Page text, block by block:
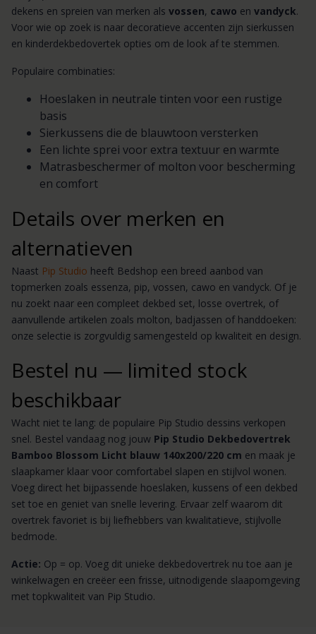
dekens en spreien van merken als vossen, cawo en vandyck.
Voor wie op zoek is naar decoratieve accenten zijn sierkussen
en kinderdekbedovertek opties om de look af te stemmen.
Populaire combinaties:
Hoeslaken in neutrale tinten voor een rustige
basis
Sierkussens die de blauwtoon versterken
Een lichte sprei voor extra textuur en warmte
Matrasbeschermer of molton voor bescherming
en comfort
Details over merken en
alternatieven
Naast Pip Studio heeft Bedshop een breed aanbod van
topmerken zoals essenza, pip, vossen, cawo en vandyck. Of je
nu zoekt naar een compleet dekbed set, losse overtrek, of
aanvullende artikelen zoals molton, badjassen of handdoeken:
onze selectie is zorgvuldig samengesteld op kwaliteit en design.
Bestel nu — limited stock
beschikbaar
Wacht niet te lang: de populaire Pip Studio dessins verkopen
snel. Bestel vandaag nog jouw Pip Studio Dekbedovertrek
Bamboo Blossom Licht blauw 140x200/220 cm en maak je
slaapkamer klaar voor comfortabel slapen en stijlvol wonen.
Voeg direct het bijpassende hoeslaken, kussens of een dekbed
set toe en geniet van snelle levering. Ervaar zelf waarom dit
overtrek favoriet is bij liefhebbers van kwalitatieve, stijlvolle
bedmode.
Actie: Op = op. Voeg dit unieke dekbedovertrek nu toe aan je
winkelwagen en creëer een frisse, uitnodigende slaapomgeving
met topkwaliteit van Pip Studio.